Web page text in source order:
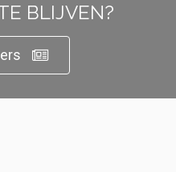
BLIJVEN?